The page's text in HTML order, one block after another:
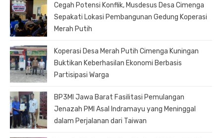
Cegah Potensi Konflik, Musdesus Desa Cimenga
Sepakati Lokasi Pembangunan Gedung Koperasi
Merah Putih
Koperasi Desa Merah Putih Cimenga Kuningan
Buktikan Keberhasilan Ekonomi Berbasis
Partisipasi Warga
BP3MI Jawa Barat Fasilitasi Pemulangan
Jenazah PMI Asal Indramayu yang Meninggal
dalam Perjalanan dari Taiwan